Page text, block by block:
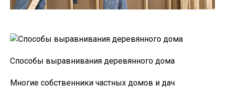
Способы выравнивания деревянного дома
Многие собственники частных домов и дач